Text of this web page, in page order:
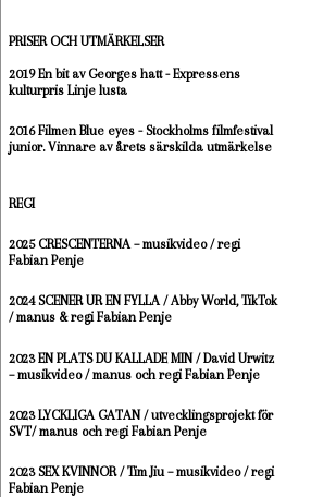
PRISER OCH UTMÄRKELSER
2019 En bit av Georges hatt - Expressens
kulturpris Linje lusta
2016 Filmen Blue eyes - Stockholms filmfestival
junior. Vinnare av årets särskilda utmärkelse
REGI
2025 CRESCENTERNA – musikvideo / regi
Fabian Penje
2024 SCENER UR EN FYLLA / Abby World, TikTok
/ manus & regi Fabian Penje
2023 EN PLATS DU KALLADE MIN / David Urwitz
– musikvideo / manus och regi Fabian Penje
2023 LYCKLIGA GATAN / utvecklingsprojekt för
SVT/ manus och regi Fabian Penje
2023 SEX KVINNOR / Tim Jiu – musikvideo / regi
Fabian Penje